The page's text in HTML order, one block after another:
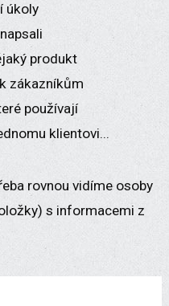
úkoly
produkt
zákazníkům
používají
klientovi...
rovnou vidíme osoby
s informacemi z